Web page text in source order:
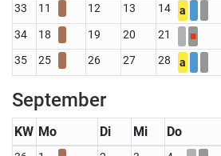
33
11 12 13 14 a
34 18 19 20 21 ■
35
25 26 27 28 a
September
KW Mo Di Mi Do